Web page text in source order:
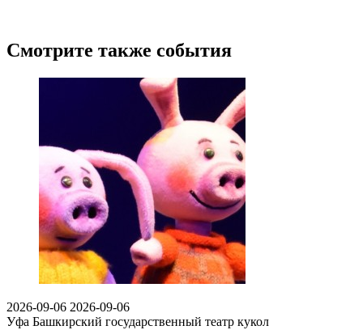
Смотрите также события
2026-09-06 2026-09-06
Уфа Башкирский государственный театр кукол